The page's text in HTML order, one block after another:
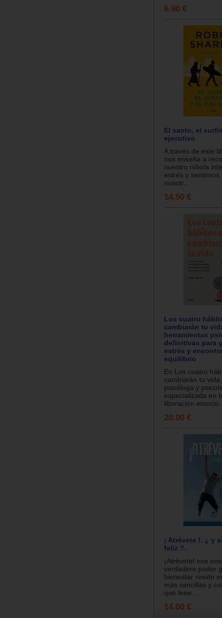
6.90 €
El santo, el
ejecutivo
A través de este
nos enseña a
nuestro niño/a
estrés y sentirnos
nosotr...
14.50 €
Los cuatro
cambiarán tu
herramientas
definitivas para
estrés y
equilibrio
En Los cuatro
cambiarán tu
psicóloga y
especializada en
liberación
20.90 €
¡ Atrévete !. ¿ y
feliz ?.
¡Atrévete! nos
verdadero poder
bienestar reside
más sencillas y
que tene...
14.00 €